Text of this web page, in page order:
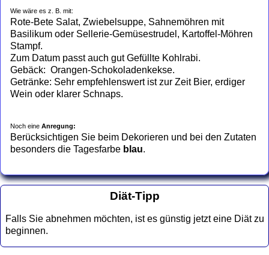
Wie wäre es z. B. mit:
Rote-Bete Salat, Zwiebelsuppe, Sahnemöhren mit
Basilikum oder Sellerie-Gemüsestrudel, Kartoffel-Möhren
Stampf.
Zum Datum passt auch gut Gefüllte Kohlrabi.
Gebäck: Orangen-Schokoladenkekse.
Getränke: Sehr empfehlenswert ist zur Zeit Bier, erdiger
Wein oder klarer Schnaps.
Noch eine Anregung:
Berücksichtigen Sie beim Dekorieren und bei den Zutaten
besonders die Tagesfarbe blau.
Diät-Tipp
Falls Sie abnehmen möchten, ist es günstig jetzt eine Diät zu
beginnen.